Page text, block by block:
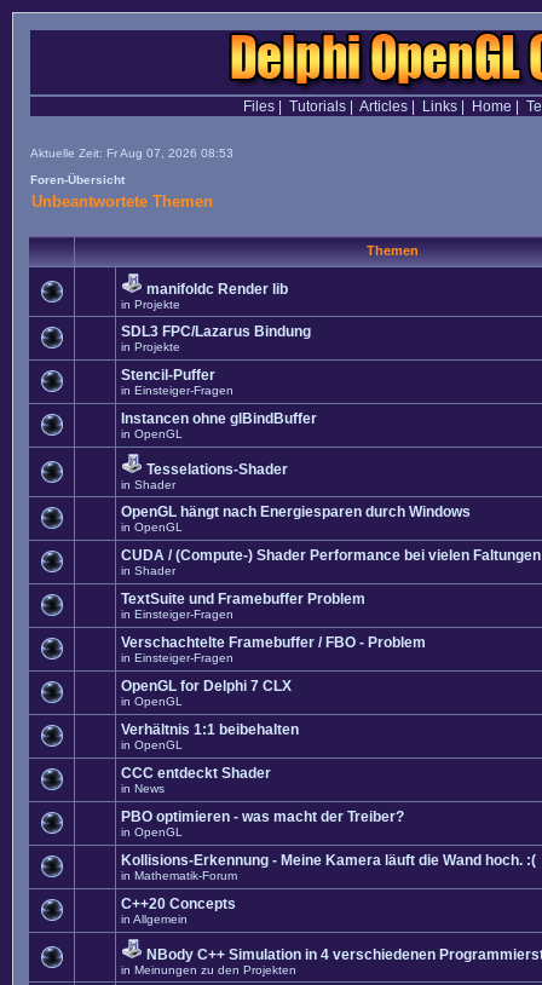
Files| Tutorials| Articles| Links| Home
Aktuelle Zeit: Fr Aug 07, 2026 08:53
Foren-Übersicht
Unbeantwortete Themen
Themen
manifoldc Render lib
in Projekte
SDL3 FPC/Lazarus Bindung
in Projekte
Stencil-Puffer
in Einsteiger-Fragen
Instancen ohne glBindBuffer
in OpenGL
Tesselations-Shader
in Shader
OpenGL hängt nach Energiesparen durch Windows
in OpenGL
CUDA / (Compute-) Shader Performance bei vielen Faltungen
in Shader
TextSuite und Framebuffer Problem
in Einsteiger-Fragen
Verschachtelte Framebuffer / FBO - Problem
in Einsteiger-Fragen
OpenGL for Delphi 7 CLX
in OpenGL
Verhältnis 1:1 beibehalten
in OpenGL
CCC entdeckt Shader
in News
PBO optimieren - was macht der Treiber?
in OpenGL
Kollisions-Erkennung - Meine Kamera läuft die Wand hoch. :(
in Mathematik-Forum
C++20 Concepts
in Allgemein
NBody C++ Simulation in 4 verschiedenen
in Meinungen zu den Projekten